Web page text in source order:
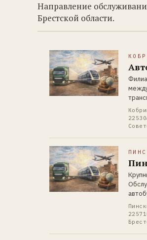
Направление
Брестской области.